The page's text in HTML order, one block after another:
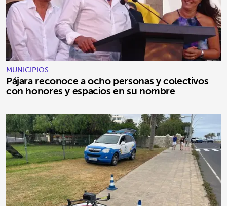
MUNICIPIOS
Pájara reconoce a ocho personas y colectivos
con honores y espacios en su nombre